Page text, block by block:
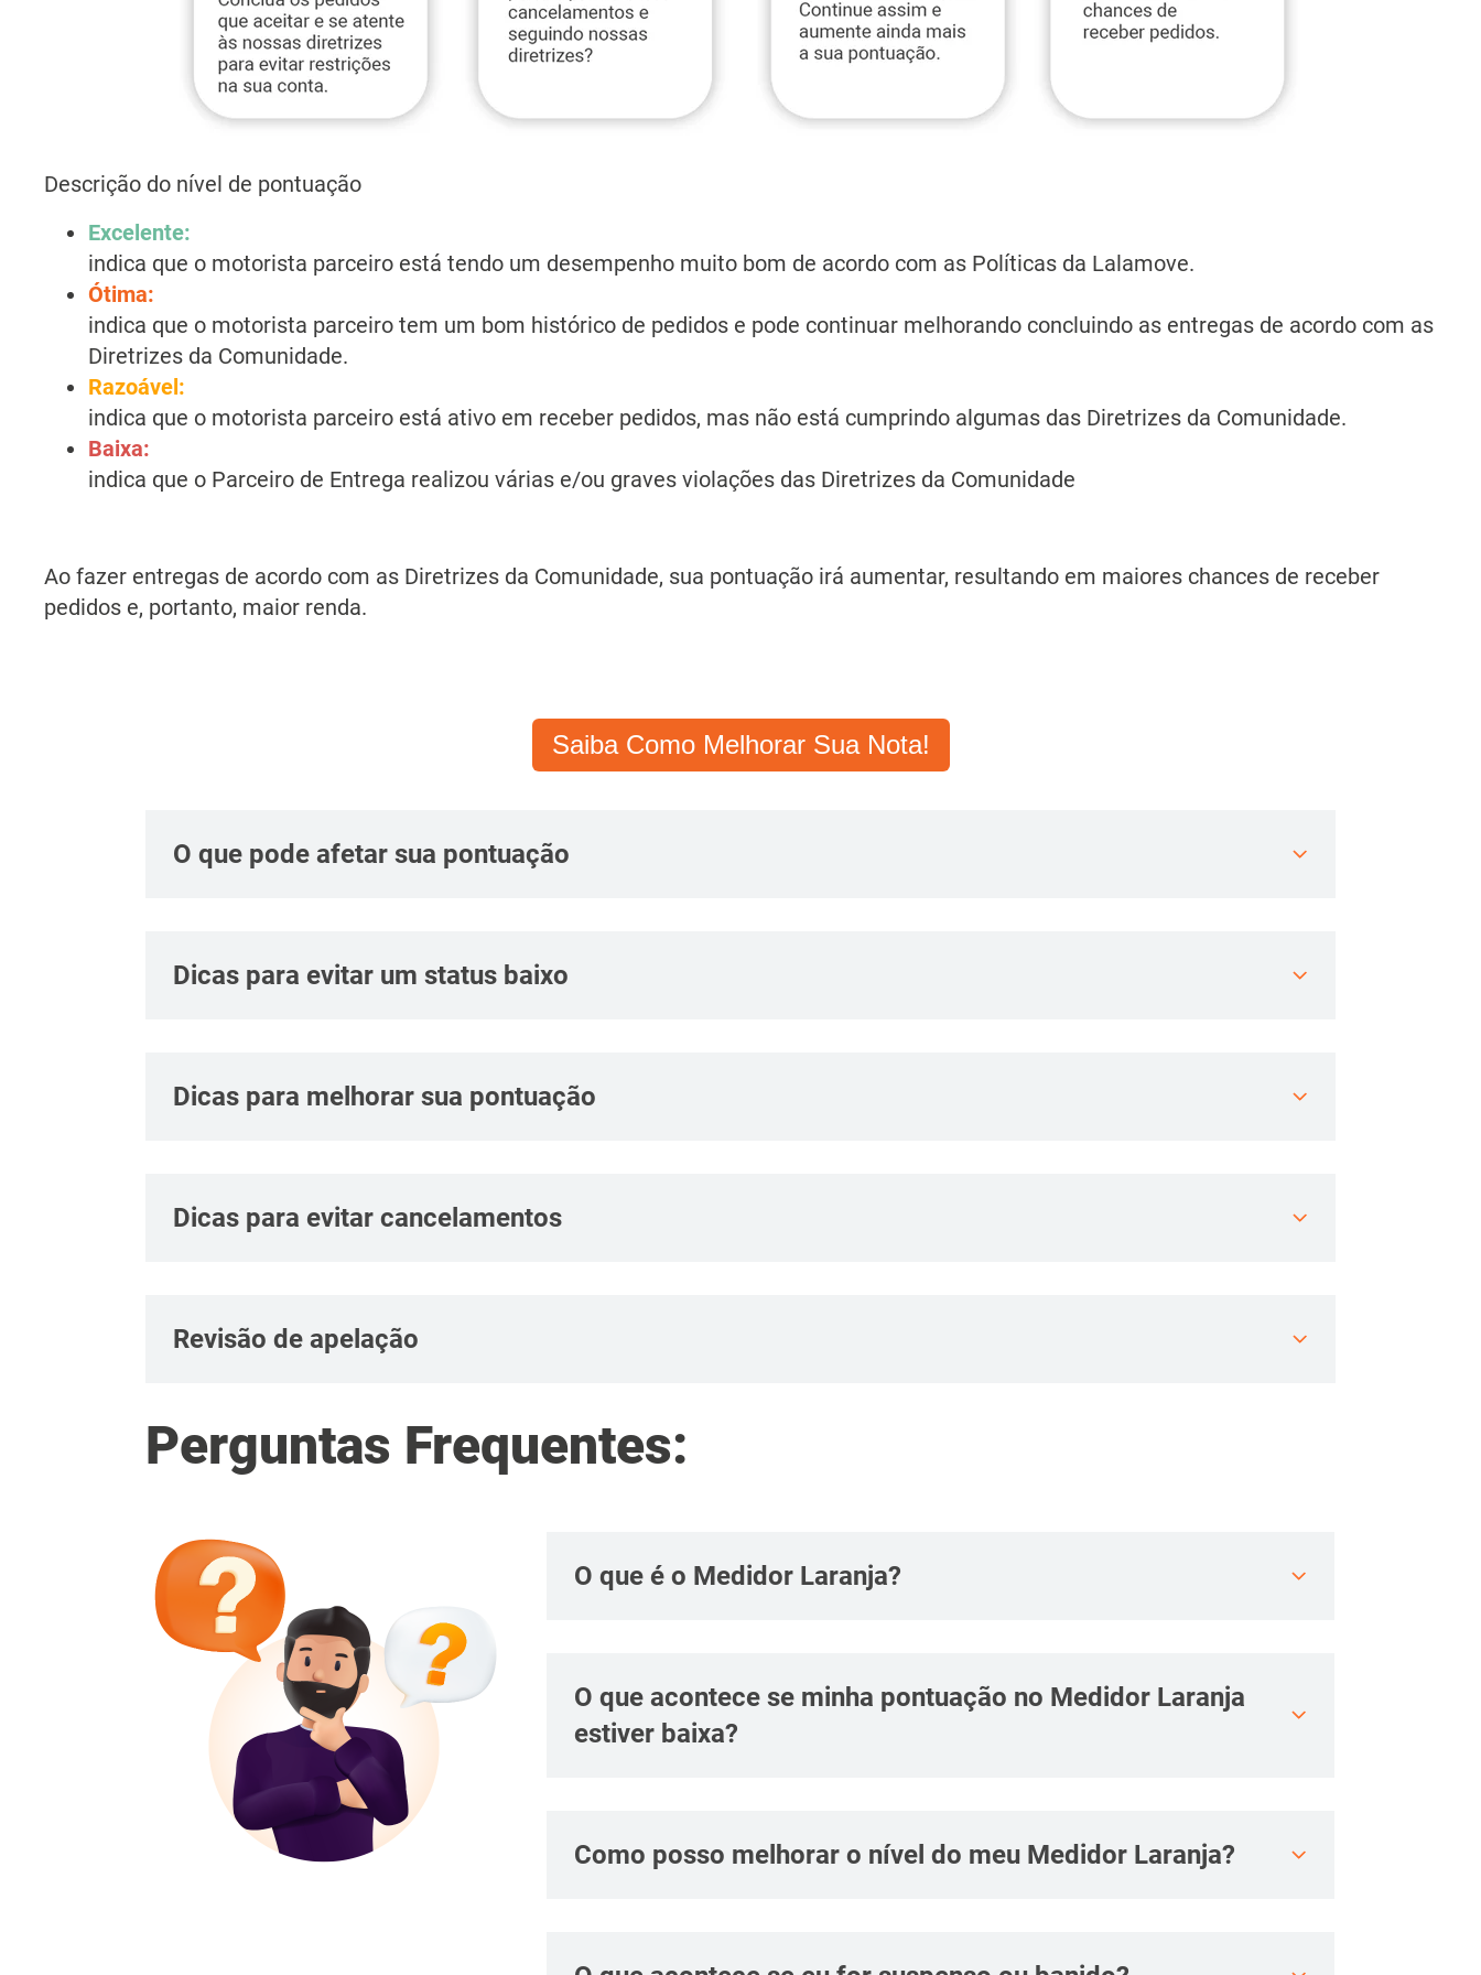
Descrição do nível de pontuação
Excelente:
indica que o motorista parceiro está tendo um desempenho muito bom de acordo com as Políticas da Lalamove.
Ótima:
indica que o motorista parceiro tem um bom histórico de pedidos e pode continuar melhorando concluindo as entregas de acordo com as
Diretrizes da Comunidade.
Razoável:
indica que o motorista parceiro está ativo em receber pedidos, mas não está cumprindo algumas das Diretrizes da Comunidade.
Baixa:
indica que o Parceiro de Entrega realizou várias e/ou graves violações das Diretrizes da Comunidade
Ao fazer entregas de acordo com as Diretrizes da Comunidade, sua pontuação irá aumentar, resultando em maiores chances de receber
pedidos e, portanto, maior renda.
Saiba Como Melhorar Sua Nota!
O que pode afetar sua pontuação
Dicas para evitar um status baixo
Dicas para melhorar sua pontuação
Dicas para evitar cancelamentos
Revisão de apelação
Perguntas Frequentes:
O que é o Medidor Laranja?
O que acontece se minha pontuação no Medidor Laranja
estiver baixa?
Como posso melhorar o nível do meu Medidor Laranja?